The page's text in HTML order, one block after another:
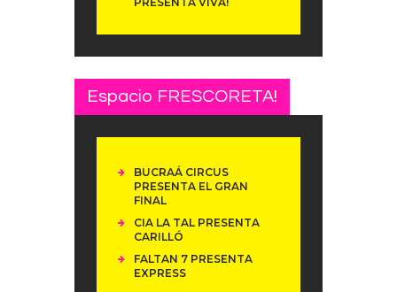
Espacio FRESCORETA!
BUCRAÁ CIRCUS
PRESENTA EL GRAN
FINAL
CIA LA TAL PRESENTA
CARILLÓ
FALTAN 7 PRESENTA
EXPRESS